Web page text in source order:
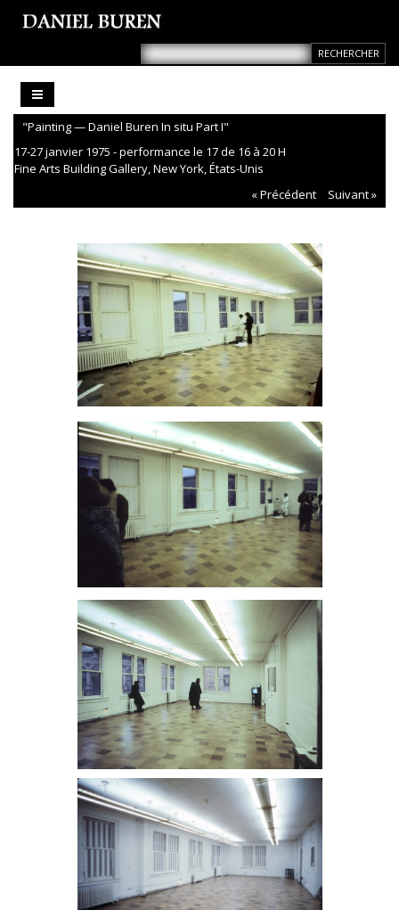
"Painting — Daniel Buren In situ Part I"
17-27 janvier 1975 - performance le 17 de 16 à 20 H
Fine Arts Building Gallery, New York, États-Unis
« Précédent
Suivant »